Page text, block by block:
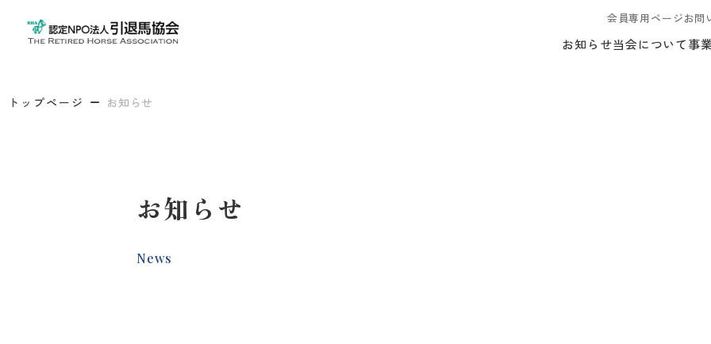
会員専用ページお問
お知らせ当会について事
トップページ お知らせ
お知らせ
News